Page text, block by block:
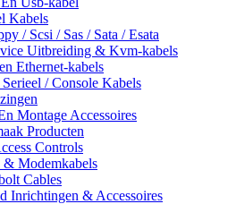
Kabels
/ Scsi / Sas / Sata / Esata
Uitbreiding & Kvm-kabels
Ethernet-kabels
/ Console Kabels
Montage Accessoires
Producten
Controls
& Modemkabels
Cables
Inrichtingen & Accessoires